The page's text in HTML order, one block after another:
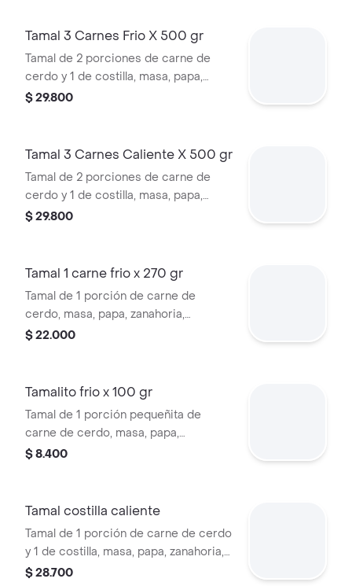
Tamal 3 Carnes Frio X 500 gr
Tamal de 2 porciones de carne de
cerdo y 1 de costilla, masa, papa,
zanahoria, habichuela y tocino.
$ 29.800
Tamal 3 Carnes Caliente X 500 gr
Tamal de 2 porciones de carne de
cerdo y 1 de costilla, masa, papa,
zanahoria, habichuela y tocino.
$ 29.800
Tamal 1 carne frio x 270 gr
Tamal de 1 porción de carne de
cerdo, masa, papa, zanahoria,
habichuela y tocino.
$ 22.000
Tamalito frio x 100 gr
Tamal de 1 porción pequeñita de
carne de cerdo, masa, papa,
zanahoria, habichuela y tocino.
$ 8.400
Tamal costilla caliente
Tamal de 1 porción de carne de cerdo
y 1 de costilla, masa, papa, zanahoria,
habichuela y tocino, 360 gr.
$ 28.700